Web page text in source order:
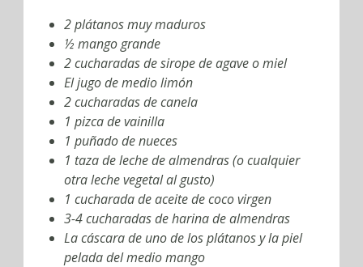
2 plátanos muy maduros
½ mango grande
2 cucharadas de sirope de agave o miel
El jugo de medio limón
2 cucharadas de canela
1 pizca de vainilla
1 puñado de nueces
1 taza de leche de almendras (o cualquier
otra leche vegetal al gusto)
1 cucharada de aceite de coco virgen
3-4 cucharadas de harina de almendras
La cáscara de uno de los plátanos y la piel
pelada del medio mango